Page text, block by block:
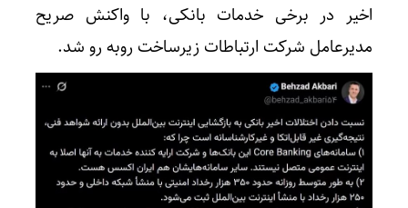
اخیر در برخی خدمات بانکی، با واکنش صریح
مدیرعامل شرکت ارتباطات زیرساخت روبه رو شد.